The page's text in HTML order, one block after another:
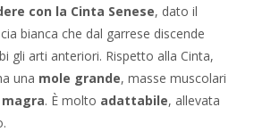
con la Cinta Senese, dato il
bianca che dal garrese discende
gli arti anteriori. Rispetto alla Cinta,
una mole grande, masse muscolari
. È molto adattabile, allevata